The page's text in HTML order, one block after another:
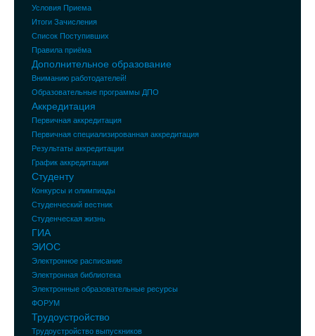
Условия Приема
Итоги Зачисления
Список Поступивших
Правила приёма
Дополнительное образование
Вниманию работодателей!
Образовательные программы ДПО
Аккредитация
Первичная аккредитация
Первичная специализированная аккредитация
Результаты аккредитации
График аккредитации
Студенту
Конкурсы и олимпиады
Студенческий вестник
Студенческая жизнь
ГИА
ЭИОС
Электронное расписание
Электронная библиотека
Электронные образовательные ресурсы
ФОРУМ
Трудоустройство
Трудоустройство выпускников